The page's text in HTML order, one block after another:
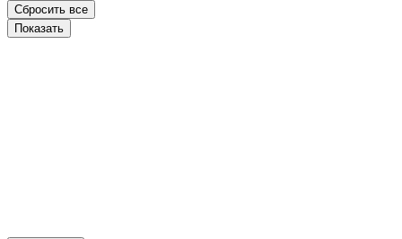
Сбросить все